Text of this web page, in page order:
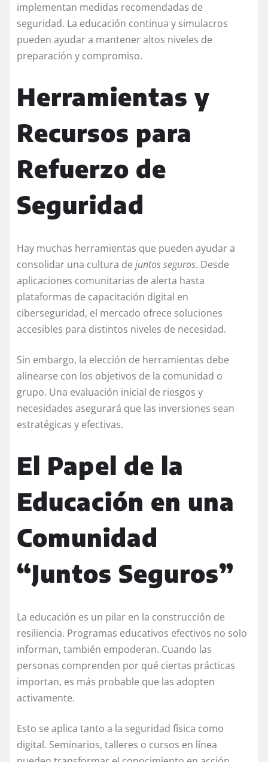
implementan medidas recomendadas de
seguridad. La educación continua y simulacros
pueden ayudar a mantener altos niveles de
preparación y compromiso.
Herramientas y
Recursos para
Refuerzo de
Seguridad
Hay muchas herramientas que pueden ayudar a
consolidar una cultura de juntos seguros. Desde
aplicaciones comunitarias de alerta hasta
plataformas de capacitación digital en
ciberseguridad, el mercado ofrece soluciones
accesibles para distintos niveles de necesidad.
Sin embargo, la elección de herramientas debe
alinearse con los objetivos de la comunidad o
grupo. Una evaluación inicial de riesgos y
necesidades asegurará que las inversiones sean
estratégicas y efectivas.
El Papel de la
Educación en una
Comunidad
“Juntos Seguros”
La educación es un pilar en la construcción de
resiliencia. Programas educativos efectivos no solo
informan, también empoderan. Cuando las
personas comprenden por qué ciertas prácticas
importan, es más probable que las adopten
activamente.
Esto se aplica tanto a la seguridad física como
digital. Seminarios, talleres o cursos en línea